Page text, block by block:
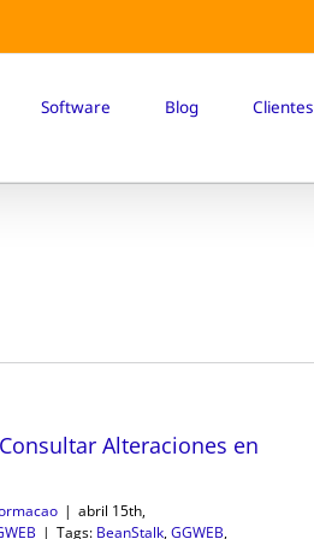
Software Blog Clientes
Alteraciones en
| abril 15th,
| Tags: BeanStalk,GGWEB,